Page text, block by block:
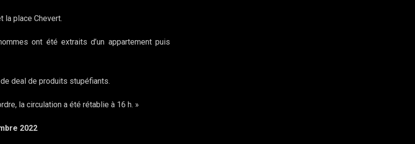
la place Chevert.
ont été extraits d’un appartement puis
deal de produits stupéfiants.
la circulation a été rétablie à 16 h. »
2022